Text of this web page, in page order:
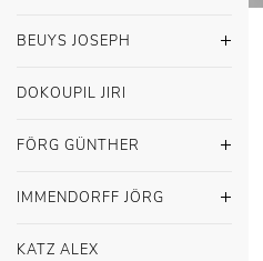
BEUYS JOSEPH
DOKOUPIL JIRI
FÖRG GÜNTHER
IMMENDORFF JÖRG
KATZ ALEX